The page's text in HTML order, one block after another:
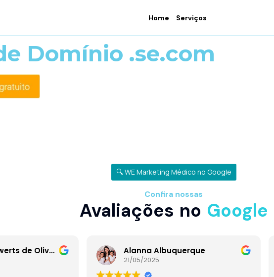
Home Serviços
Domínio .se.com
🔍 WE Marketing Médico no Google
Confira nossas
Avaliações no Google
Ana Claudia Swerts de Oliveira Alanna Albuquerque
21/05/2025